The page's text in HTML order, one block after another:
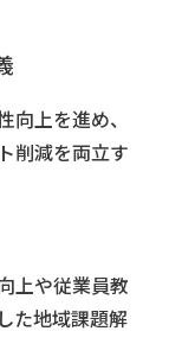
向上を進め、
削減を両立す
上や従業員教
た地域課題解